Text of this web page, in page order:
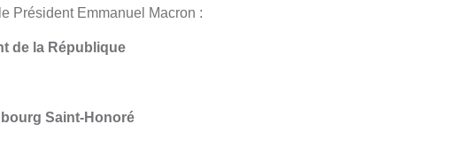
Président Emmanuel Macron :
de la République
Saint-Honoré